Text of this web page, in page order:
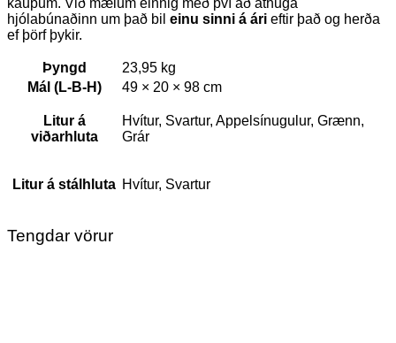
kaupum. Við mælum einnig með því að athuga
hjólabúnaðinn um það bil einu sinni á ári eftir það og herða
ef þörf þykir.
Þyngd
23,95 kg
Mál (L-B-H)
49 × 20 × 98 cm
Litur á
viðarhluta
Hvítur, Svartur, Appelsínugulur, Grænn,
Grár
Litur á stálhluta Hvítur, Svartur
Tengdar vörur